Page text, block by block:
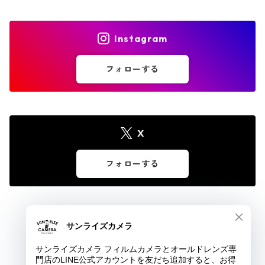
Instagram
フォローする
X
フォローする
© サンライズカメラ フィルムカメラとオールドレンズ専門店